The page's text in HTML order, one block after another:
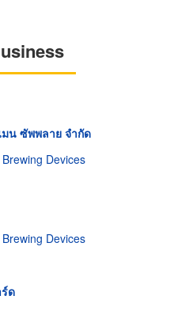
น ซัพพลาย จำกัด
Devices
Devices
ด